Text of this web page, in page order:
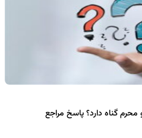
محرم گناه دارد؟ پاسخ مراجع